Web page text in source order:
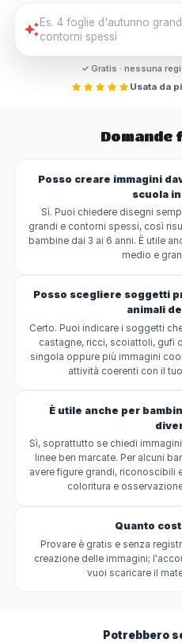
✓ Gratis · nessuna
Usata da
Posso creare immagini
scuola
Sì. Puoi chiedere disegni
grandi e contorni spessi, così
bambine dai 3 ai 6 anni. È utile
medio e
Posso scegliere soggetti
animali
Certo. Puoi indicare i soggetti
castagne, ricci, scoiattoli, gufi
singola oppure più immagini
attività coerenti con il
È utile anche per
Sì, soprattutto se chiedi
linee ben marcate. Per alcuni
avere figure grandi, riconoscibili
coloritura e
Quanto
Provare è gratis e senza
creazione delle immagini;
vuoi scaricare il
Potrebbero